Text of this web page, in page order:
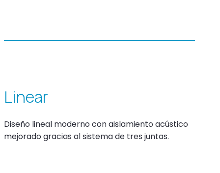
Linear
Diseño lineal moderno con aislamiento acústico
mejorado gracias al sistema de tres juntas.